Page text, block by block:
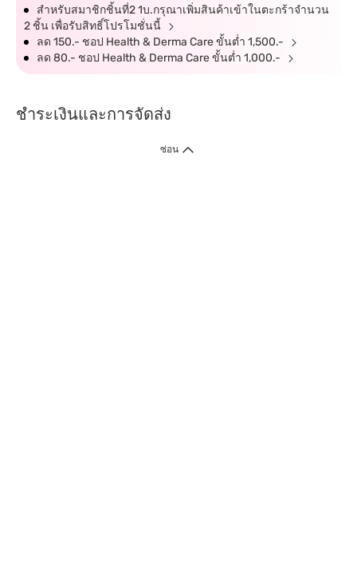
สำหรับสมาชิกชิ้นที่2 1บ.กรุณาเพิ่มสินค้าเข้าในตะกร้าจำนวน
2 ชิ้น เพื่อรับสิทธิ์โปรโมชั่นนี้
ลด 150.- ชอป Health & Derma Care ขั้นต่ำ 1,500.-
ลด 80.- ชอป Health & Derma Care ขั้นต่ำ 1,000.-
ชำระเงินและการจัดส่ง
ซ่อน